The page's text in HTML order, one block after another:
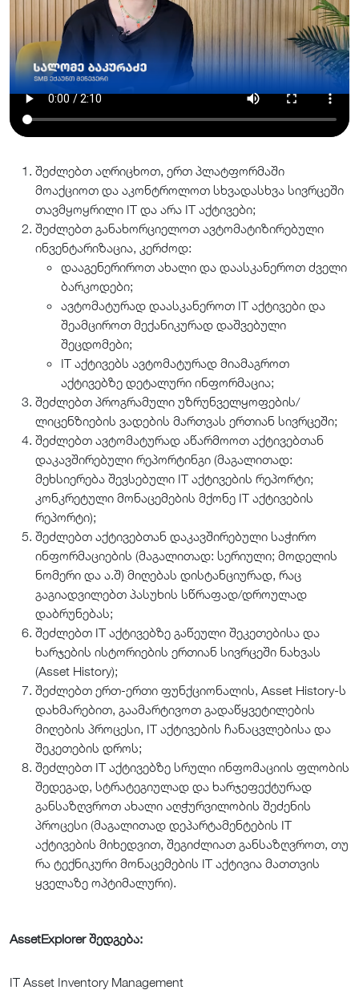
შეძლებთ აღრიცხოთ, ერთ პლატფორმაში
მოაქციოთ და აკონტროლოთ სხვადასხვა სივრცეში
თავმყოყრილი IT და არა IT აქტივები;
შეძლებთ განახორციელოთ ავტომატიზირებული
ინვენტარიზაცია, კერძოდ:
დააგენერიროთ ახალი და დაასკანეროთ ძველი
ბარკოდები;
ავტომატურად დაასკანეროთ IT აქტივები და
შეამციროთ მექანიკურად დაშვებული
შეცდომები;
IT აქტივებს ავტომატურად მიამაგროთ
აქტივებზე დეტალური ინფორმაცია;
შეძლებთ პროგრამული უზრუნველყოფების/
ლიცენზიების ვადების მართვას ერთიან სივრცეში;
შეძლებთ ავტომატურად აწარმოოთ აქტივებთან
დაკავშირებული რეპორტინგი (მაგალითად:
მეხსიერება შევსებული IT აქტივების რეპორტი;
კონკრეტული მონაცემების მქონე IT აქტივების
რეპორტი);
შეძლებთ აქტივებთან დაკავშირებული საჭირო
ინფორმაციების (მაგალითად: სერიული; მოდელის
ნომერი და ა.შ) მიღებას დისტანციურად, რაც
გაგიადვილებთ პასუხის სწრაფად/დროულად
დაბრუნებას;
შეძლებთ IT აქტივებზე გაწეული შეკეთებისა და
ხარჯების ისტორიების ერთიან სივრცეში ნახვას
(Asset History);
შეძლებთ ერთ-ერთი ფუნქციონალის, Asset History-ს
დახმარებით, გაამარტივოთ გადაწყვეტილების
მიღების პროცესი, IT აქტივების ჩანაცვლებისა და
შეკეთების დროს;
შეძლებთ IT აქტივებზე სრული ინფომაციის ფლობის
შედეგად, სტრატეგიულად და ხარჯეფექტურად
განსაზღვროთ ახალი აღჭურვილობის შეძენის
პროცესი (მაგალითად დეპარტამენტების IT
აქტივების მიხედვით, შეგიძლიათ განსაზღვროთ, თუ
რა ტექნიკური მონაცემების IT აქტივია მათთვის
ყველაზე ოპტიმალური).
AssetExplorer შედგება:
IT Asset Inventory Management